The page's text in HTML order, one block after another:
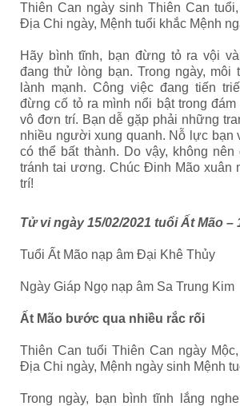
Thiên Can ngày sinh Thiên Can
Địa Chi ngày, Mệnh tuổi khắc Mệnh
Hãy bình tĩnh, bạn đừng tỏ ra vội
đang thử lòng bạn. Trong ngày, môi
lành mạnh. Công việc đang tiến
đừng cố tỏ ra mình nổi bật trong đám
vô đơn trí. Bạn dễ gặp phải những
nhiều người xung quanh. Nỗ lực bạn
có thể bất thành. Do vậy, không
tránh tai ương. Chúc Đinh Mão xuân
trí!
Tử vi ngày15/02/2021 tuổi Ất Mão –
Tuổi Ất Mão nạp âm Đại Khê Thủy
Ngày Giáp Ngọ nạp âm Sa Trung Kim
Ất Mão bước qua nhiều rắc rối
Thiên Can tuổi Thiên Can ngày
Địa Chi ngày, Mệnh ngày sinh Mệnh
Trong ngày, bạn bình tĩnh lắng